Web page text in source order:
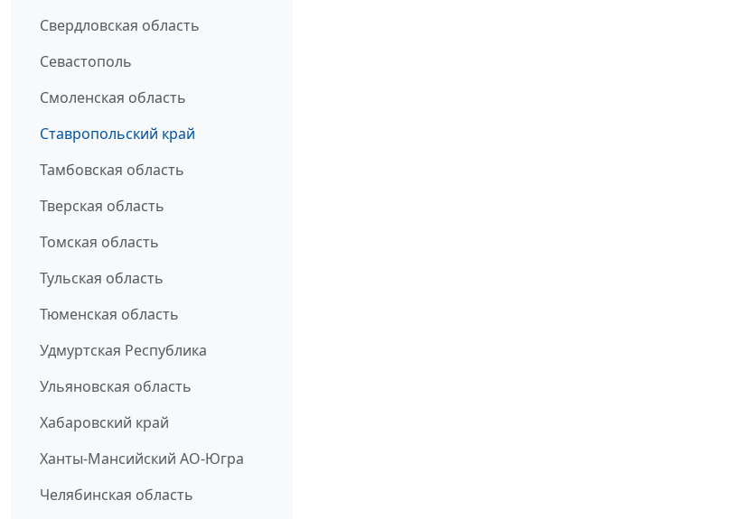
Свердловская область
Севастополь
Смоленская область
Ставропольский край
Тамбовская область
Тверская область
Томская область
Тульская область
Тюменская область
Удмуртская Республика
Ульяновская область
Хабаровский край
Ханты-Мансийский АО-Югра
Челябинская область